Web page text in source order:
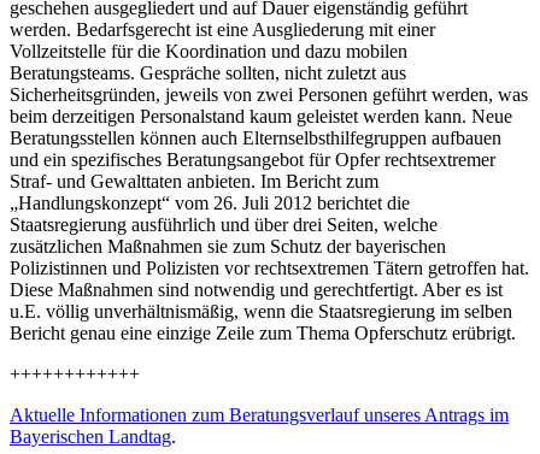
geschehen ausgegliedert und auf Dauer eigenständig geführt
werden. Bedarfsgerecht ist eine Ausgliederung mit einer
Vollzeitstelle für die Koordination und dazu mobilen
Beratungsteams. Gespräche sollten, nicht zuletzt aus
Sicherheitsgründen, jeweils von zwei Personen geführt werden, was
beim derzeitigen Personalstand kaum geleistet werden kann. Neue
Beratungsstellen können auch Elternselbsthilfegruppen aufbauen
und ein spezifisches Beratungsangebot für Opfer rechtsextremer
Straf- und Gewalttaten anbieten. Im Bericht zum
„Handlungskonzept“ vom 26. Juli 2012 berichtet die
Staatsregierung ausführlich und über drei Seiten, welche
zusätzlichen Maßnahmen sie zum Schutz der bayerischen
Polizistinnen und Polizisten vor rechtsextremen Tätern getroffen hat.
Diese Maßnahmen sind notwendig und gerechtfertigt. Aber es ist
u.E. völlig unverhältnismäßig, wenn die Staatsregierung im selben
Bericht genau eine einzige Zeile zum Thema Opferschutz erübrigt.
++++++++++++
Aktuelle Informationen zum Beratungsverlauf unseres Antrags im
Bayerischen Landtag.